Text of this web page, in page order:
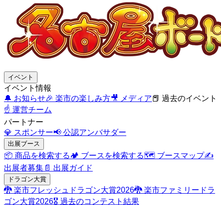
イベント
イベント情報
🔔 お知らせ🎉 楽市の楽しみ方🎥 メディア📕 過去のイベント
☝️ 運営チーム
パートナー
💎 スポンサー📢 公認アンバサダー
出展ブース
📦 商品を検索する🏕️ ブースを検索する🗺️ ブースマップ✍️
出展者募集 📄 出展ガイド
ドラゴン大賞
🐉 楽市フレッシュドラゴン大賞2026🐉 楽市ファミリードラ
ゴン大賞2026🎖️ 過去のコンテスト結果